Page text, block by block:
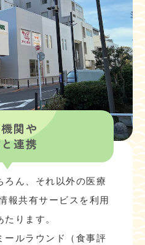
関や
連携
ろん、それ以外の医療
報共有サービスを利用
ります。
ールラウンド（食事評